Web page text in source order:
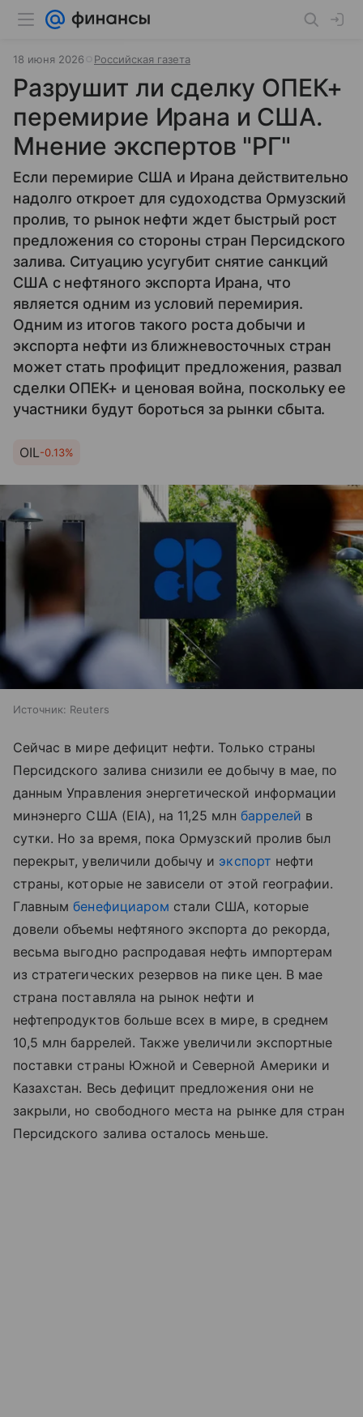
18 июня 2026 Российская газета
Разрушит ли сделку ОПЕК+
перемирие Ирана и США.
Мнение экспертов "РГ"
Если перемирие США и Ирана действительно
надолго откроет для судоходства Ормузский
пролив, то рынок нефти ждет быстрый рост
предложения со стороны стран Персидского
залива. Ситуацию усугубит снятие санкций
США с нефтяного экспорта Ирана, что
является одним из условий перемирия.
Одним из итогов такого роста добычи и
экспорта нефти из ближневосточных стран
может стать профицит предложения, развал
сделки ОПЕК+ и ценовая война, поскольку ее
участники будут бороться за рынки сбыта.
OIL-0.13%
Источник: Reuters
Сейчас в мире дефицит нефти. Только страны
Персидского залива снизили ее добычу в мае, по
данным Управления энергетической информации
минэнерго США (EIA), на 11,25 млн баррелей в
сутки. Но за время, пока Ормузский пролив был
перекрыт, увеличили добычу и экспорт нефти
страны, которые не зависели от этой географии.
Главнымбенефициаром стали США, которые
довели объемы нефтяного экспорта до рекорда,
весьма выгодно распродавая нефть импортерам
из стратегических резервов на пике цен. В мае
страна поставляла на рынок нефти и
нефтепродуктов больше всех в мире, в среднем
10,5 млн баррелей. Также увеличили экспортные
поставки страны Южной и Северной Америки и
Казахстан. Весь дефицит предложения они не
закрыли, но свободного места на рынке для стран
Персидского залива осталось меньше.